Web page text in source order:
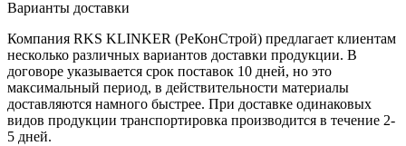
Варианты доставки
Компания RKS KLINKER (РеКонСтрой) предлагает клиентам
несколько различных вариантов доставки продукции. В
договоре указывается срок поставок 10 дней, но это
максимальный период, в действительности материалы
доставляются намного быстрее. При доставке одинаковых
видов продукции транспортировка производится в течение 2-
5 дней.